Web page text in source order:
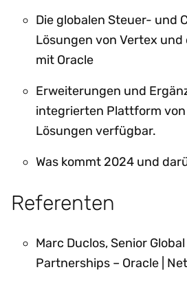
Die globalen Steuer- und
Lösungen von Vertex
mit Oracle
Erweiterungen und
integrierten Plattform
Lösungen verfügbar.
Was kommt 2024 und
Referenten
Marc Duclos, Senior
Partnerships – Oracle |